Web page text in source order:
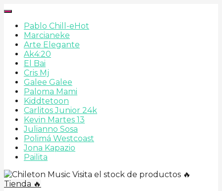
Pablo Chill-eHot
Marcianeke
Arte Elegante
Ak4:20
El Bai
Cris Mj
Galee Galee
Paloma Mami
Kiddtetoon
Carlitos Junior 24k
Kevin Martes 13
Julianno Sosa
Polimá Westcoast
Jona Kapazio
Pailita
Visita el stock de productos 🔥
Tienda 🔥